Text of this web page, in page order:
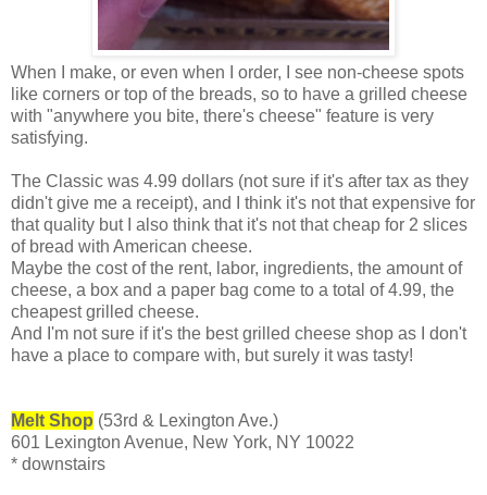
When I make, or even when I order, I see non-cheese spots
like corners or top of the breads, so to have a grilled cheese
with "anywhere you bite, there's cheese" feature is very
satisfying.
The Classic was 4.99 dollars (not sure if it's after tax as they
didn't give me a receipt), and I think it's not that expensive for
that quality but I also think that it's not that cheap for 2 slices
of bread with American cheese.
Maybe the cost of the rent, labor, ingredients, the amount of
cheese, a box and a paper bag come to a total of 4.99, the
cheapest grilled cheese.
And I'm not sure if it's the best grilled cheese shop as I don't
have a place to compare with, but surely it was tasty!
Melt Shop (53rd & Lexington Ave.)
601 Lexington Avenue, New York, NY 10022
* downstairs